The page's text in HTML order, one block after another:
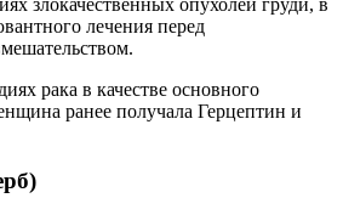
злокачественных опухолей груди, в
лечения перед
рака в качестве основного
ранее получала Герцептин и